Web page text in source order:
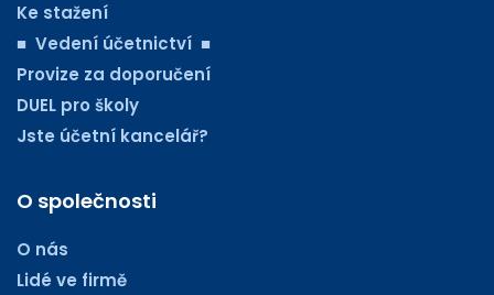
Ke stažení
■ Vedení účetnictví ■
Provize za doporučení
DUEL pro školy
Jste účetní kancelář?
O společnosti
O nás
Lidé ve firmě